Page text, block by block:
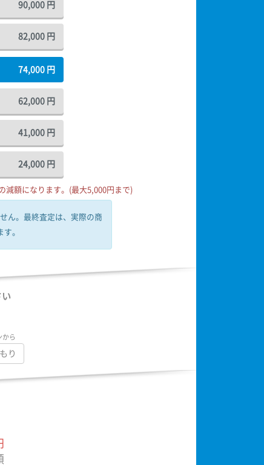
90,000 円
82,000 円
74,000 円
62,000 円
41,000 円
24,000 円
減額になります。(最大5,000円まで)
ん。 最終査定は、実際の商
。
い
から
り